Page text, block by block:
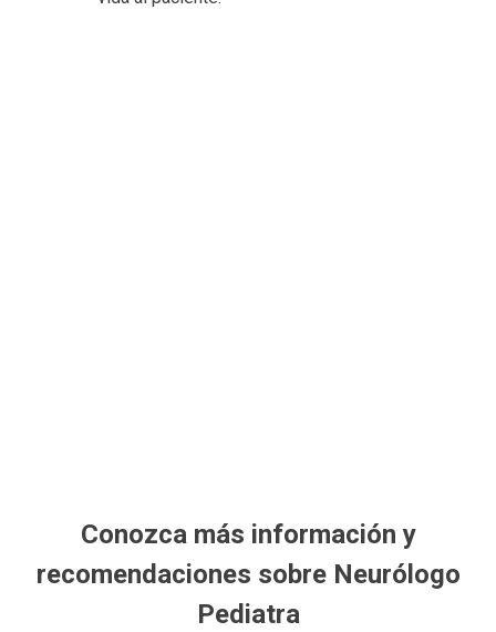
Conozca más información y
recomendaciones sobre Neurólogo
Pediatra